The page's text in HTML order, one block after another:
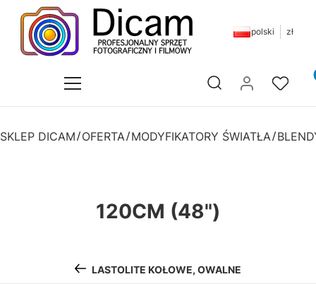
polski zł
Otwórz wyszukiwarkę
SKLEP DICAM OFERTA MODYFIKATORY ŚWIATŁA
120CM (48")
LASTOLITE KOŁOWE, OWALNE